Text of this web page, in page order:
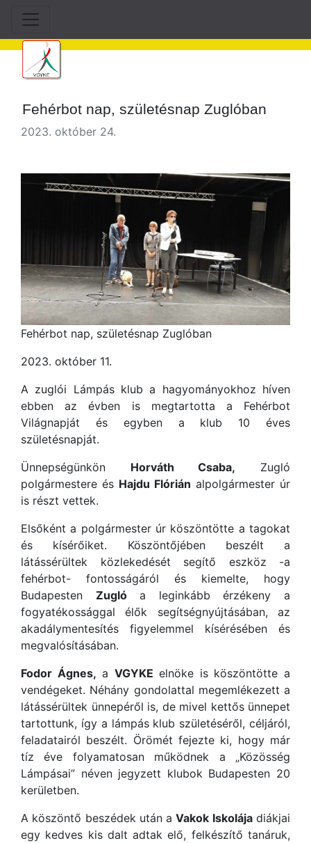
Fehérbot nap, születésnap Zuglóban
2023. október 24.
Fehérbot nap, születésnap Zuglóban
2023. október 11.
A zuglói Lámpás klub a hagyományokhoz híven
ebben az évben is megtartotta a Fehérbot
Világnapját és egyben a klub 10 éves
születésnapját.
Ünnepségünkön Horváth Csaba, Zugló
polgármestere és Hajdu Flórián alpolgármester úr
is részt vettek.
Elsőként a polgármester úr köszöntötte a tagokat
és kísérőiket. Köszöntőjében beszélt a
látássérültek közlekedését segítő eszköz -a
fehérbot- fontosságáról és kiemelte, hogy
Budapesten Zuglóa leginkább érzékeny a
fogyatékossággal élők segítségnyújtásában, az
akadálymentesítés figyelemmel kísérésében és
megvalósításában.
Fodor Ágnes, a VGYKE elnöke is köszöntötte a
vendégeket. Néhány gondolattal megemlékezett a
látássérültek ünnepéről is, de mivel kettős ünnepet
tartottunk, így a lámpás klub születéséről, céljáról,
feladatairól beszélt. Örömét fejezte ki, hogy már
tíz éve folyamatosan működnek a „Közösség
Lámpásai” néven jegyzett klubok Budapesten 20
kerületben.
A köszöntő beszédek után aVakok Iskolájadiákjai
egy kedves kis dalt adtak elő, felkészítő tanáruk,